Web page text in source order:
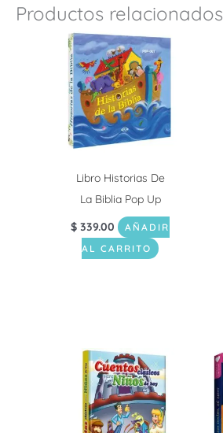
Productos relacionados
Libro Historias De
La Biblia Pop Up
$ 339.00
AÑADIR
AL CARRITO